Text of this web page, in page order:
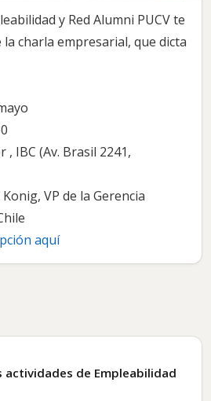
y Red Alumni PUCV te
charla empresarial, que dicta
, IBC (Av. Brasil 2241,
VP de la Gerencia
aquí
actividades de Empleabilidad